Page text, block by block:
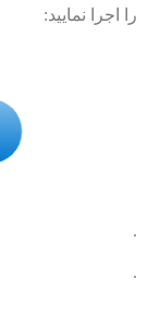
را اجرا نمایید:
.
.